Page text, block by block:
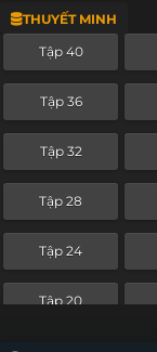
Tập 16
THUYẾT MINH
Tập 40
Tập 36
Tập 32
Tập 28
Tập 24
Tập 20